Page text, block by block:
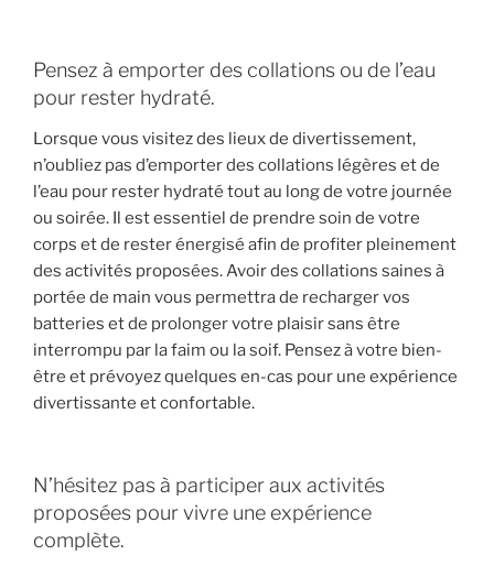
Pensez à emporter des collations ou de l’eau
pour rester hydraté.
Lorsque vous visitez des lieux de divertissement,
n’oubliez pas d’emporter des collations légères et de
l’eau pour rester hydraté tout au long de votre journée
ou soirée. Il est essentiel de prendre soin de votre
corps et de rester énergisé afin de profiter pleinement
des activités proposées. Avoir des collations saines à
portée de main vous permettra de recharger vos
batteries et de prolonger votre plaisir sans être
interrompu par la faim ou la soif. Pensez à votre bien-
être et prévoyez quelques en-cas pour une expérience
divertissante et confortable.
N’hésitez pas à participer aux activités
proposées pour vivre une expérience
complète.